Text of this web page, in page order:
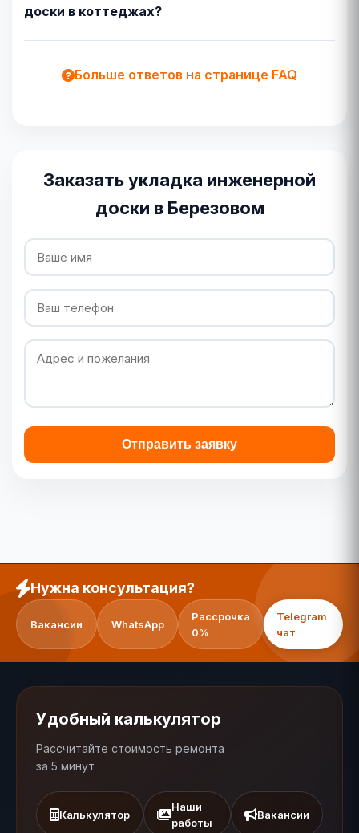
доски в коттеджах?
Больше ответов на странице FAQ
Заказать укладка инженерной
доски в Березовом
Отправить заявку
Нужна консультация?
Вакансии WhatsApp
Рассрочка
0%
Telegram
чат
Удобный калькулятор
Рассчитайте стоимость ремонта
за 5 минут
Калькулятор
Наши
работы
Вакансии